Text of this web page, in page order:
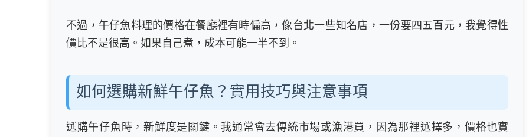
不過，午仔魚料理的價格在餐廳裡有時偏高，像台北一些知名店，一份要四五百元，我覺得性
價比不是很高。如果自己煮，成本可能一半不到。
如何選購新鮮午仔魚？實用技巧與注意事項
選購午仔魚時，新鮮度是關鍵。我通常會去傳統市場或漁港買，因為那裡選擇多，價格也實